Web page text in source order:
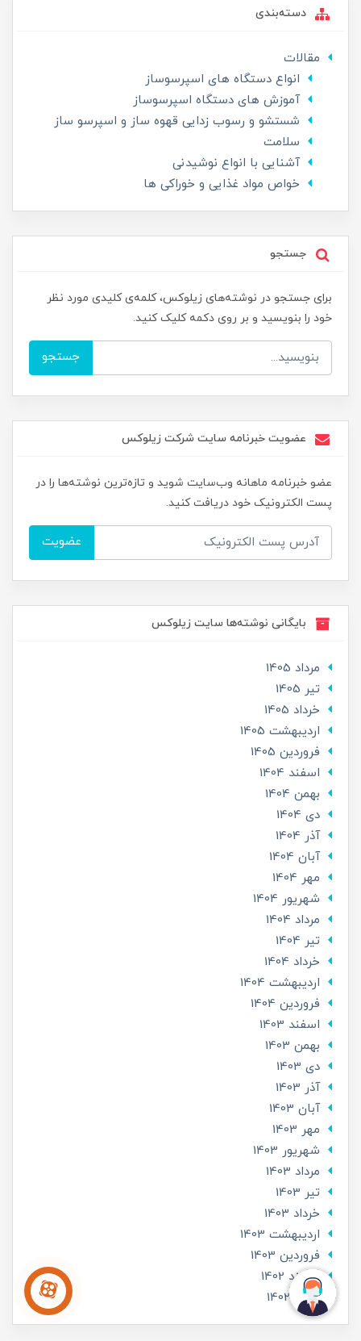
دسته‌بندی
مقالات
انواع دستگاه های اسپرسوساز
آموزش های دستگاه اسپرسوساز
شستشو و رسوب زدایی قهوه ساز و اسپرسو ساز
سلامت
آشنایی با انواع نوشیدنی
خواص مواد غذایی و خوراکی ها
جستجو
برای جستجو در نوشته‌های زیلوکس، کلمه‌ی کلیدی مورد نظر
خود را بنویسید و بر روی دکمه کلیک کنید.
جستجو
عضویت خبرنامه سایت شرکت زیلوکس
عضو خبرنامه ماهانه وب‌سایت شوید و تازه‌ترین نوشته‌ها را در
پست الکترونیک خود دریافت کنید.
عضویت
بایگانی نوشته‌ها سایت زیلوکس
مرداد 1405
تير 1405
خرداد 1405
ارديبهشت 1405
فروردین 1405
اسفند 1404
بهمن 1404
دی 1404
آذر 1404
آبان 1404
مهر 1404
شهریور 1404
مرداد 1404
تير 1404
خرداد 1404
ارديبهشت 1404
فروردین 1404
اسفند 1403
بهمن 1403
دی 1403
آذر 1403
آبان 1403
مهر 1403
شهریور 1403
مرداد 1403
تير 1403
خرداد 1403
ارديبهشت 1403
فروردین 1403
اسفند 1402
بهمن 1402